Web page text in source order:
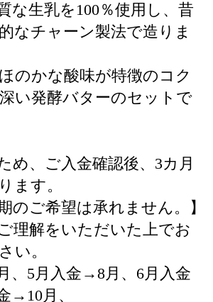
な生乳を100％使用し、昔
なチャーン製法で造りま
のかな酸味が特徴のコク
い発酵バターのセットで
め、ご入金確認後、3カ月
ます。
のご希望は承れません。】
理解をいただいた上でお
い。
5月入金→8月、6月入金
→10月、